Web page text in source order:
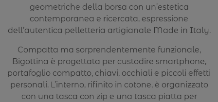
geometriche della borsa con un’estetica
contemporanea e ricercata, espressione
dell’autentica pelletteria artigianale Made in Italy.
Compatta ma sorprendentemente funzionale,
Bigottina è progettata per custodire smartphone,
portafoglio compatto, chiavi, occhiali e piccoli effetti
personali. L’interno, rifinito in cotone, è organizzato
con una tasca con zip e una tasca piatta per